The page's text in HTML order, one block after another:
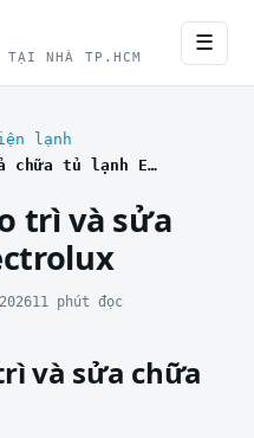
NHÀ TP.HCM
☰
lạnh
Kinh nghiệm bảo trì và sửa chữa tủ lạnh Electrolux
trì và sửa
11 phút đọc
và sửa chữa